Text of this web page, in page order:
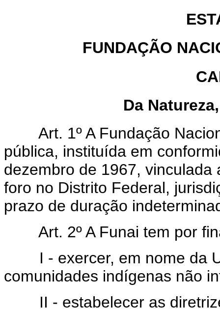
FUNDAÇÃO
Da
Art. 1º A Fundação
pública, instituída em
dezembro de 1967,
foro no Distrito Federal,
prazo de duração
Art. 2º A Funai tem por
I - exercer, em nome da
comunidades indígenas não
II - estabelecer as